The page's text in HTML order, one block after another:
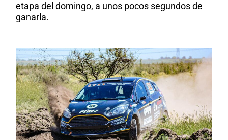
etapa del domingo, a unos pocos segundos de
ganarla.